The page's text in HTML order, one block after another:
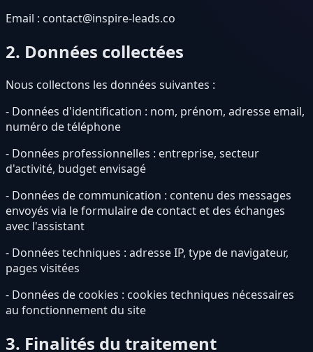
Email : contact@inspire-leads.co
2. Données collectées
Nous collectons les données suivantes :
- Données d'identification : nom, prénom, adresse email,
numéro de téléphone
- Données professionnelles : entreprise, secteur
d'activité, budget envisagé
- Données de communication : contenu des messages
envoyés via le formulaire de contact et des échanges
avec l'assistant
- Données techniques : adresse IP, type de navigateur,
pages visitées
- Données de cookies : cookies techniques nécessaires
au fonctionnement du site
3. Finalités du traitement